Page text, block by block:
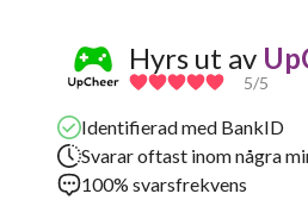
Hyrs ut av
5/5
Identifierad med BankID
Svarar oftast inom några
100% svarsfrekvens